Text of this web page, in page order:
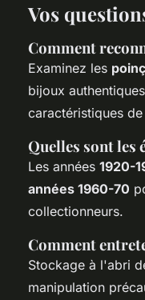
Vos
Comment
Examinez les
bijoux
caractéristiques
Quelles sont les
Les années 1920-
années 1960-70
collectionneurs.
Comment
Stockage à l'abri
manipulation